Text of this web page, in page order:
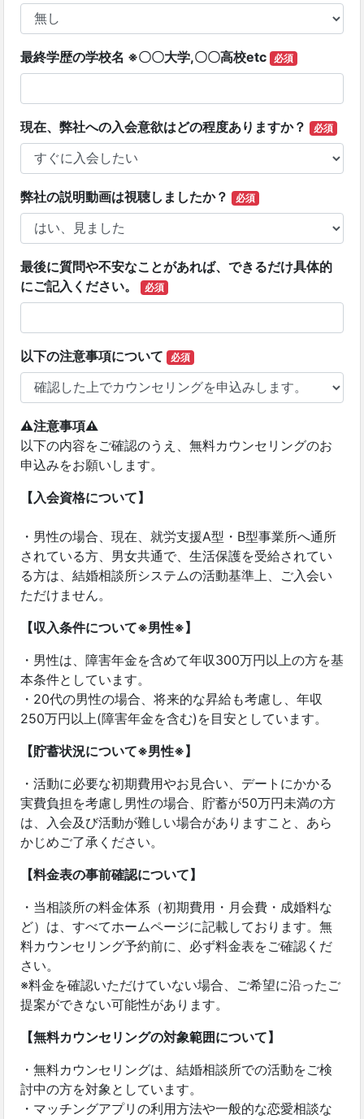
最終学歴の学校名 ※〇〇大学,〇〇高校etc 必須
現在、弊社への入会意欲はどの程度ありますか？ 必須
弊社の説明動画は視聴しましたか？ 必須
最後に質問や不安なことがあれば、できるだけ具体的
にご記入ください。
必須
以下の注意事項について 必須
⚠️注意事項⚠️
以下の内容をご確認のうえ、無料カウンセリングのお
申込みをお願いします。
【入会資格について】
・男性の場合、現在、就労支援A型・B型事業所へ通所
されている方、男女共通で、生活保護を受給されてい
る方は、結婚相談所システムの活動基準上、ご入会い
ただけません。
【収入条件について※男性※】
・男性は、障害年金を含めて年収300万円以上の方を基
本条件としています。
・20代の男性の場合、将来的な昇給も考慮し、年収
250万円以上(障害年金を含む)を目安としています。
【貯蓄状況について※男性※】
・活動に必要な初期費用やお見合い、デートにかかる
実費負担を考慮し男性の場合、貯蓄が50万円未満の方
は、入会及び活動が難しい場合がありますこと、あら
かじめご了承ください。
【料金表の事前確認について】
・当相談所の料金体系（初期費用・月会費・成婚料な
ど）は、すべてホームページに記載しております。無
料カウンセリング予約前に、必ず料金表をご確認くだ
さい。
※料金を確認いただけていない場合、ご希望に沿ったご
提案ができない可能性があります。
【無料カウンセリングの対象範囲について】
・無料カウンセリングは、結婚相談所での活動をご検
討中の方を対象としています。
・マッチングアプリの利用方法や一般的な恋愛相談な